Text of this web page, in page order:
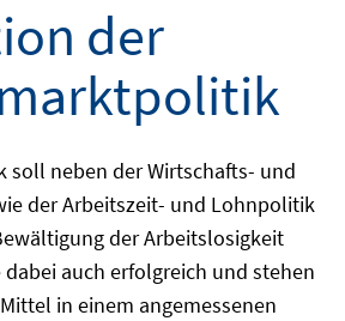
der
neben der Wirtschafts- und
der Arbeitszeit- und Lohnpolitik
der Arbeitslosigkeit
dabei auch erfolgreich und stehen
in einem angemessenen